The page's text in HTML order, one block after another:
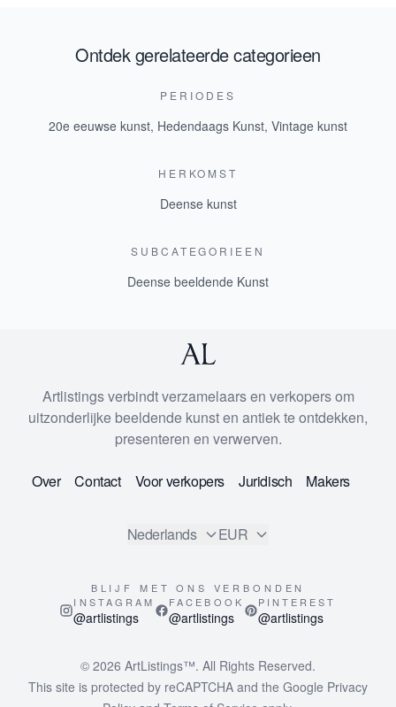
Ontdek gerelateerde categorieen
PERIODES
20e eeuwse kunst, Hedendaags Kunst, Vintage kunst
HERKOMST
Deense kunst
SUBCATEGORIEEN
Deense beeldende Kunst
Artlistings verbindt verzamelaars en verkopers om
uitzonderlijke beeldende kunst en antiek te ontdekken,
presenteren en verwerven.
Over Contact Voor verkopers Juridisch Makers
Nederlands EUR
BLIJF MET ONS VERBONDEN
INSTAGRAM
@artlistings
FACEBOOK
@artlistings
PINTEREST
@artlistings
© 2026 ArtListings™. All Rights Reserved.
This site is protected by reCAPTCHA and the Google Privacy